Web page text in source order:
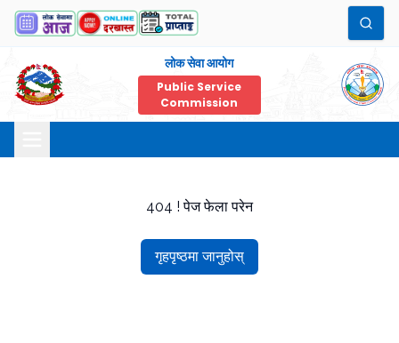
लोक सेवा आयोग
Public Service
Commission
404 ! पेज फेला परेन
गृहपृष्ठमा जानुहोस्